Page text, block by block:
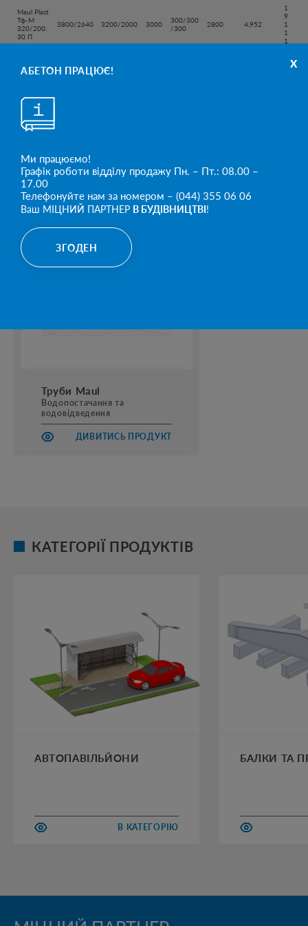
x
АБЕТОН ПРАЦЮЄ!
Ми працюємо!
Графік роботи відділу продажу Пн. – Пт.: 08.00 –
17.00
Телефонуйте нам за номером – (044) 355 06 06
Ваш МІЦНИЙ ПАРТНЕР В БУДІВНИЦТВІ!
ЗГОДЕН
Maul Plast
Тф-М
320/200.
30 П
3800/2640 3200/2000 3000
300/300
/300
2800 4,952
1
9
1
1
1
Тф-М
360/225.
4240 3600/2250
Труби Maul
Водопостачання та
водовідведення
ДИВИТИСЬ ПРОДУКТ
КАТЕГОРІЇ ПРОДУКТІВ
АВТОПАВІЛЬЙОНИ
В КАТЕГОРІЮ
БАЛКИ ТА